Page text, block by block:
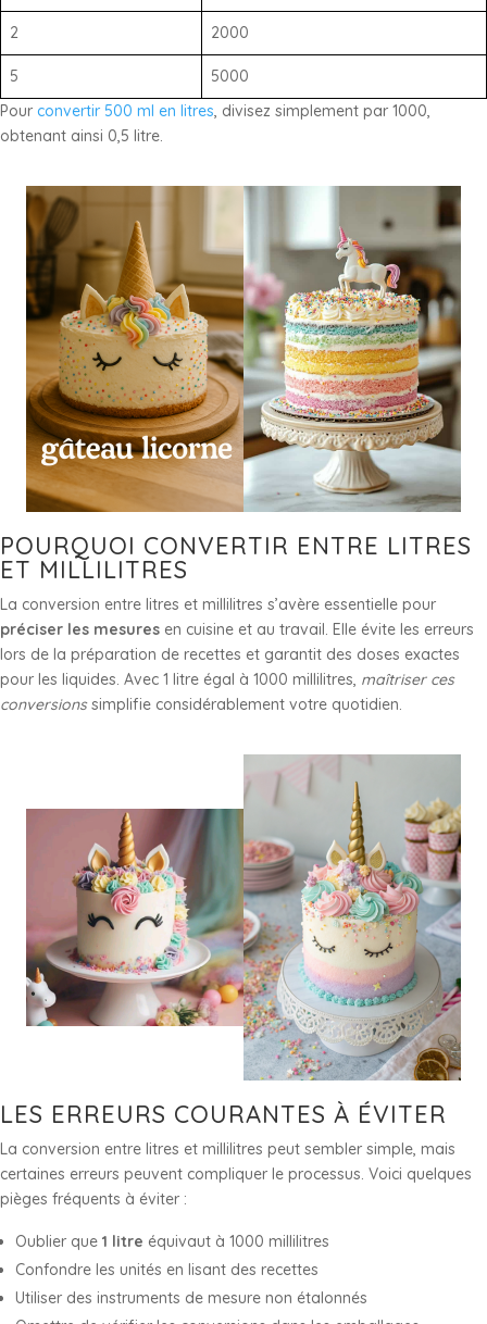
2 2000
5
5000
Pour convertir 500 ml en litres, divisez simplement par 1000,
obtenant ainsi 0,5 litre.
POURQUOI CONVERTIR ENTRE LITRES
ET MILLILITRES
La conversion entre litres et millilitres s’avère essentielle pour
préciser les mesures en cuisine et au travail. Elle évite les erreurs
lors de la préparation de recettes et garantit des doses exactes
pour les liquides. Avec 1 litre égal à 1000 millilitres, maîtriser ces
conversionssimplifie considérablement votre quotidien.
LES ERREURS COURANTES À ÉVITER
La conversion entre litres et millilitres peut sembler simple, mais
certaines erreurs peuvent compliquer le processus. Voici quelques
pièges fréquents à éviter :
Oublier que 1 litre équivaut à 1000 millilitres
Confondre les unités en lisant des recettes
Utiliser des instruments de mesure non étalonnés